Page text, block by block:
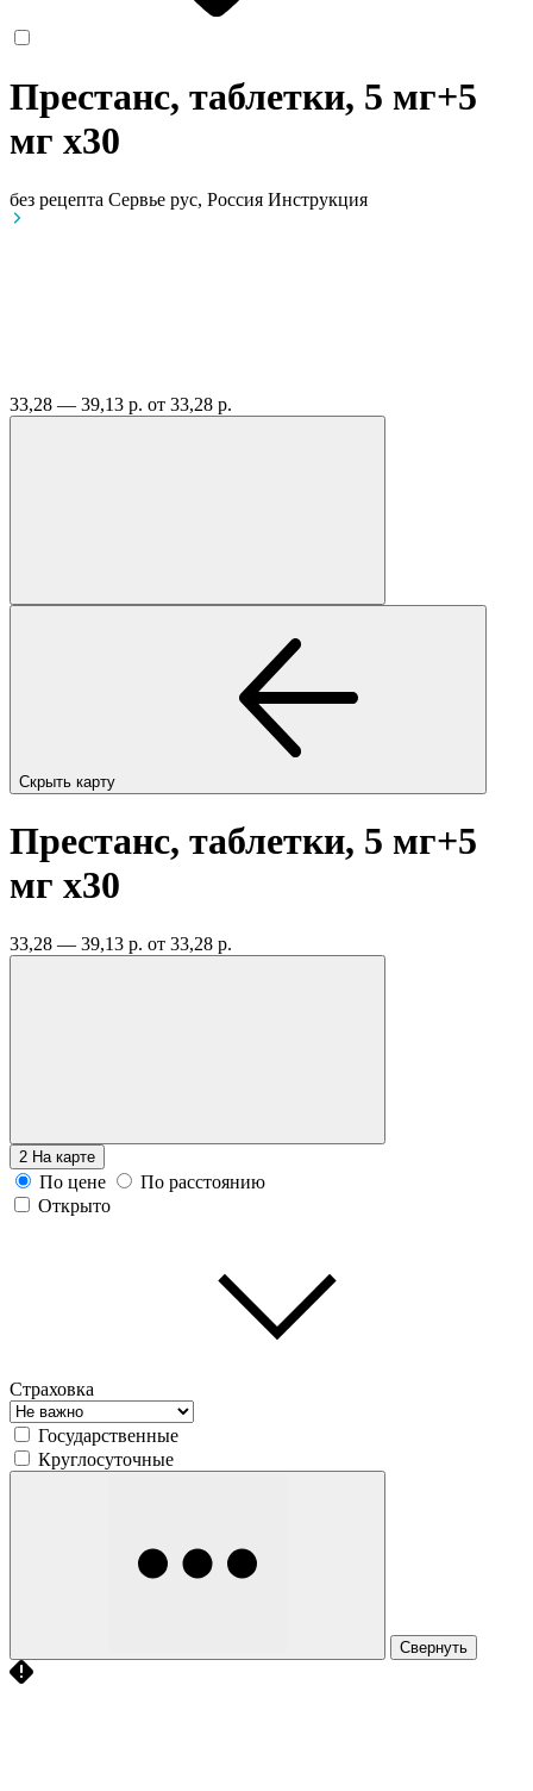
Престанс, таблетки, 5 мг+5
мг x30
без рецепта Сервье рус, Россия Инструкция
33,28 — 39,13 р. от 33,28 р.
Скрыть карту
Престанс, таблетки, 5 мг+5
мг x30
33,28 — 39,13 р. от 33,28 р.
2 На карте
По цене
По расстоянию
Открыто
Страховка
Государственные
Круглосуточные
Свернуть